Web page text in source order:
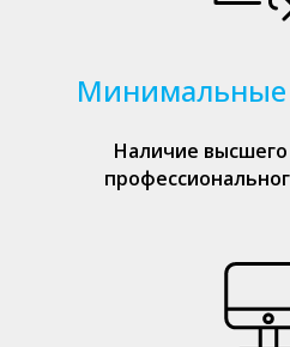
Минимальные
Наличие